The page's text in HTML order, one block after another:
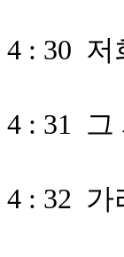
4 : 30 저
4 : 31 그
4 : 32 가